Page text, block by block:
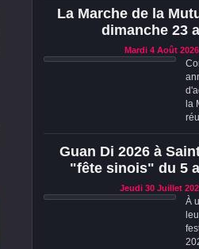
La Marche de la
dimanche 23
Mardi 4 Août 2026
la
Guan Di 2026 à
"fête sinois" du 5
Jeudi 30 Juillet
À